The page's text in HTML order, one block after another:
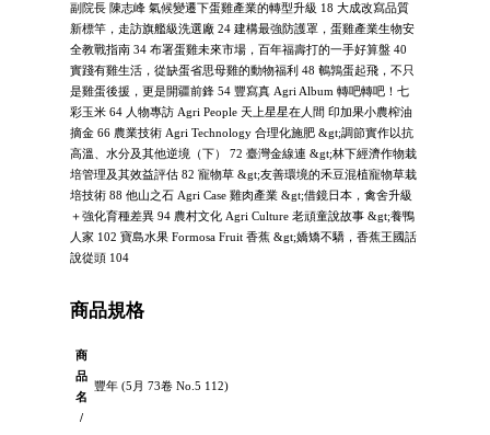
副院長 陳志峰 氣候變遷下蛋雞產業的轉型升級 18 大成改寫品質
新標竿，走訪旗艦級洗選廠 24 建構最強防護罩，蛋雞產業生物安
全教戰指南 34 布署蛋雞未來市場，百年福壽打的一手好算盤 40
實踐有雞生活，從缺蛋省思母雞的動物福利 48 鵪鶉蛋起飛，不只
是雞蛋後援，更是開疆前鋒 54 豐寫真 Agri Album 轉吧轉吧！七
彩玉米 64 人物專訪 Agri People 天上星星在人間 印加果小農榨油
摘金 66 農業技術 Agri Technology 合理化施肥 &gt;調節實作以抗
高溫、水分及其他逆境（下） 72 臺灣金線連 &gt;林下經濟作物栽
培管理及其效益評估 82 寵物草 &gt;友善環境的禾豆混植寵物草栽
培技術 88 他山之石 Agri Case 雞肉產業 &gt;借鏡日本，禽舍升級
＋強化育種差異 94 農村文化 Agri Culture 老頑童說故事 &gt;養鴨
人家 102 寶島水果 Formosa Fruit 香蕉 &gt;嬌矯不驕，香蕉王國話
說從頭 104
商品規格
商
品
名
/
豐年 (5月 73卷 No.5 112)